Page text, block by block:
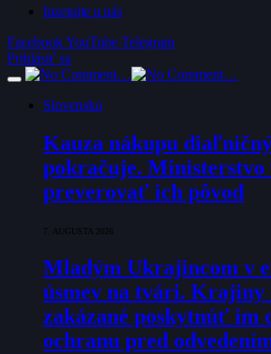
Inzerujte u nás
FacebookYouTube Telegram
Prihlásiť sa
Slovensko
Kauza nákupu
pokračuje. Ministerstvo
preverovať ich pôvod
7. AUGUSTA 2026
Mladým Ukrajincom v
úsmev na tvári. Krajiny
zakázané poskytnúť im
ochranu pred